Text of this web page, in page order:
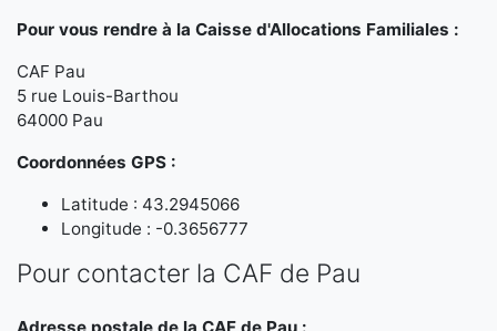
Pour vous rendre à la Caisse d'Allocations Familiales :
CAF Pau
5 rue Louis-Barthou
64000 Pau
Coordonnées GPS :
Latitude : 43.2945066
Longitude : -0.3656777
Pour contacter la CAF de Pau